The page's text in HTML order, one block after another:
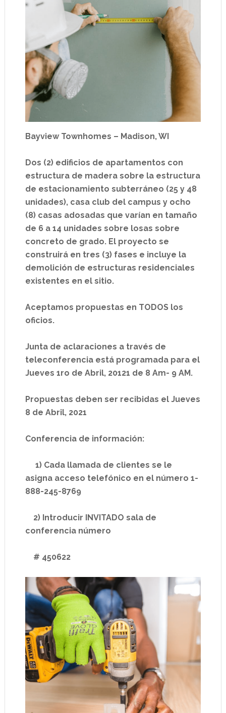
Bayview Townhomes – Madison, WI
Dos (2) edificios de apartamentos con
estructura de madera sobre la estructura
de estacionamiento subterráneo (25 y 48
unidades), casa club del campus y ocho
(8) casas adosadas que varían en tamaño
de 6 a 14 unidades sobre losas sobre
concreto de grado. El proyecto se
construirá en tres (3) fases e incluye la
demolición de estructuras residenciales
existentes en el sitio.
Aceptamos propuestas en TODOS los
oficios.
Junta de aclaraciones a través de
teleconferencia está programada para el
Jueves 1ro de Abril, 20121 de 8 Am- 9 AM.
Propuestas deben ser recibidas el Jueves
8 de Abril, 2021
Conferencia de información:
1) Cada llamada de clientes se le
asigna acceso telefónico en el número 1-
888-245-8769
2) Introducir INVITADO sala de
conferencia número
# 450622